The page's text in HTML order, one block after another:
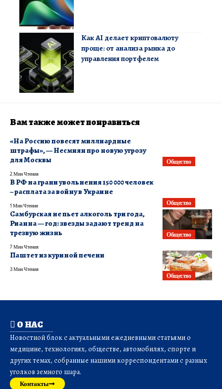
Как AI делает криптовалюту
проще: от анализа рынка до
управления портфелем
Вам также может понравиться
Общество
«На Россию повесят миллиардные
штрафы», — Несмиян про новую угрозу
для Москвы
2 Мин Чтения
Общество
В РФ на грани увольнения 150 000 человек
– расплата за войну в Украине
1 Мин Чтения
Общество
Самбурская не пьет алкоголь три года,
Рианна — год: звезды задают тренд на
трезвую жизнь
7 Мин Чтения
Общество
Паштет из куриной печени
3 Мин Чтения
О НАС
Новостной блок с актуальными ежедневными статьями о
медицине, технологиях, обществе, автомобилях, спорте и
других темах, собранные нашими корреспондентами с разных
уголков земного шара.
Контакты